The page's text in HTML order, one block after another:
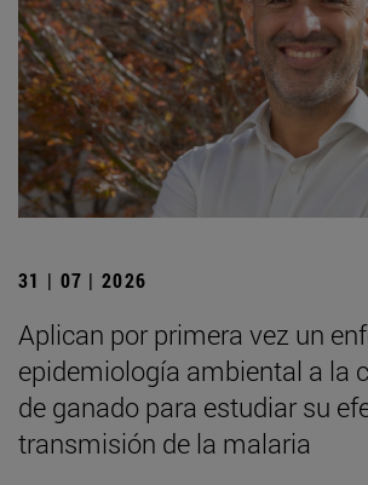
31 | 07 | 2026
Aplican por primera vez un
epidemiología ambiental a la
de ganado para estudiar su
transmisión de la malaria